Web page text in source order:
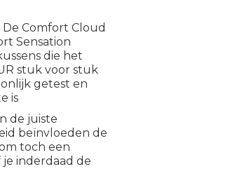
Comfort Cloud
Sensation
die het
stuk voor stuk
getest en
is
de juiste
beïnvloeden de
toch een
inderdaad de